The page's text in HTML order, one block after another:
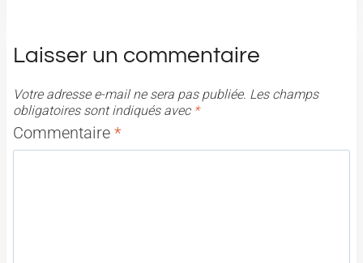
Laisser un commentaire
Votre adresse e-mail ne sera pas publiée. Les champs
obligatoires sont indiqués avec *
Commentaire *